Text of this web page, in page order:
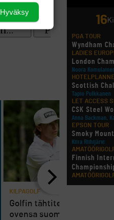
KILPAGOLF
Golfin tähtitehdas avaa
ovensa suomalaisille –
16
PGA TOUR
Wyndham
LADIES
London
Noora
Scottish
Tapio Pulkkanen
LET ACCESS
CSK Steel
Anna Backman,
EPSON TOUR
Smoky
Kiira Riihijärvi
Finnish
Finnish
Hyväksy